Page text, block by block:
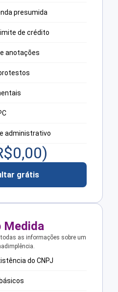
presumida
de crédito
anotações
administrativo
0,00)
grátis
Medida
as informações sobre um
do CNPJ